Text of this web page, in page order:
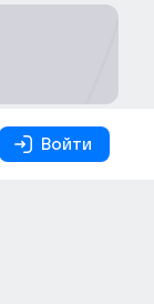
Войти